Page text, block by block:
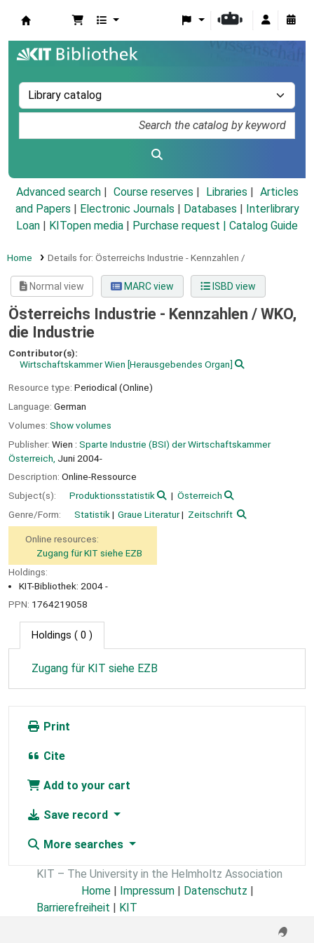
Advanced search Course reserves Libraries
Articles
and Papers
Electronic Journals Databases
Interlibrary
Loan
KITopen media Purchase request | Catalog Guide
Home Details for: Österreichs Industrie - Kennzahlen /
Normal view MARC view ISBD view
Österreichs Industrie - Kennzahlen / WKO,
die Industrie
Contributor(s):
Wirtschaftskammer Wien [Herausgebendes Organ]
Resource type: Periodical (Online)
Language: German
Volumes: Show volumes
Publisher: Wien : Sparte Industrie (BSI) der Wirtschaftskammer
Österreich, Juni 2004-
Description: Online-Ressource
Subject(s):
Produktionsstatistik
Österreich
Genre/Form:
Statistik Graue Literatur Zeitschrift
Online resources:
Zugang für KIT siehe EZB
Holdings:
KIT-Bibliothek: 2004 -
PPN: 1764219058
Holdings ( 0 )
Zugang für KIT siehe EZB
Print
Cite
Add to your cart
Save record
More searches
KIT – The University in the Helmholtz Association
Home | Impressum | Datenschutz |
Barrierefreiheit | KIT